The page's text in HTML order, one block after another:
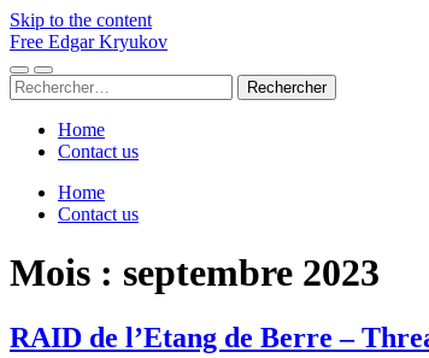
Skip to the content
Free Edgar Kryukov
Toggle
mobile
Toggle
search
Rechercher :
Home
Contact us
Home
Contact us
Mois : septembre 2023
RAID de l’Etang de Berre –